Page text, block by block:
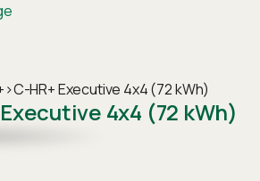
›C-HR+ Executive 4x4 (72 kWh)
4x4 (72 kWh)